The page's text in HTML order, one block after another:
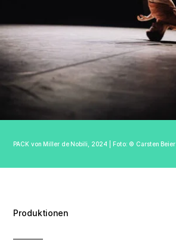
Veranstaltungen
Produktionen
PACK von Miller de Nobili, 2024 | Foto: © Carsten Beier
Produktionen